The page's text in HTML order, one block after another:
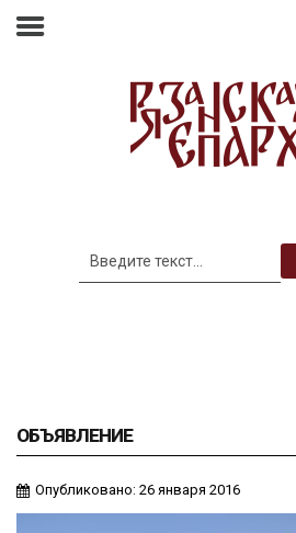
Митрополия
ОБЪЯВЛЕНИЕ
Опубликовано: 26 января 2016